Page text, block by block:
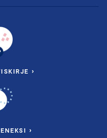
›
›